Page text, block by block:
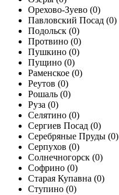
Орехово-Зуево (0)
Павловский Посад (0)
Подольск (0)
Протвино (0)
Пушкино (0)
Пущино (0)
Раменское (0)
Реутов (0)
Рошаль (0)
Руза (0)
Селятино (0)
Сергиев Посад (0)
Серебряные Пруды (0)
Серпухов (0)
Солнечногорск (0)
Софрино (0)
Старая Купавна (0)
Ступино (0)